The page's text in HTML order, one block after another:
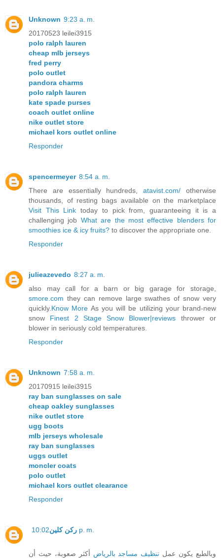
Unknown 9:23 a. m.
20170523 leilei3915
polo ralph lauren
cheap mlb jerseys
fred perry
polo outlet
pandora charms
polo ralph lauren
kate spade purses
coach outlet online
nike outlet store
michael kors outlet online
Responder
spencermeyer 8:54 a. m.
There are essentially hundreds,atavist.com/ otherwise
thousands, of resting bags available on the marketplace
Visit This Link today to pick from, guaranteeing it is a
challenging job What are the most effective blenders for
smoothies ice & icy fruits? to discover the appropriate one.
Responder
julieazevedo 8:27 a. m.
also may call for a barn or big garage for storage,
smore.com they can remove large swathes of snow very
quickly. Know More As you will be utilizing your brand-new
snow Finest 2 Stage Snow Blower|reviews thrower or
blower in seriously cold temperatures.
Responder
Unknown 7:58 a. m.
20170915 leilei3915
ray ban sunglasses on sale
cheap oakley sunglasses
nike outlet store
ugg boots
mlb jerseys wholesale
ray ban sunglasses
uggs outlet
moncler coats
polo outlet
michael kors outlet clearance
Responder
ركن كلين 10:02 p. m.
وبالطبع يكون عمل تنظيف مساجد بالرياض أكثر صعوبة، حيث أن